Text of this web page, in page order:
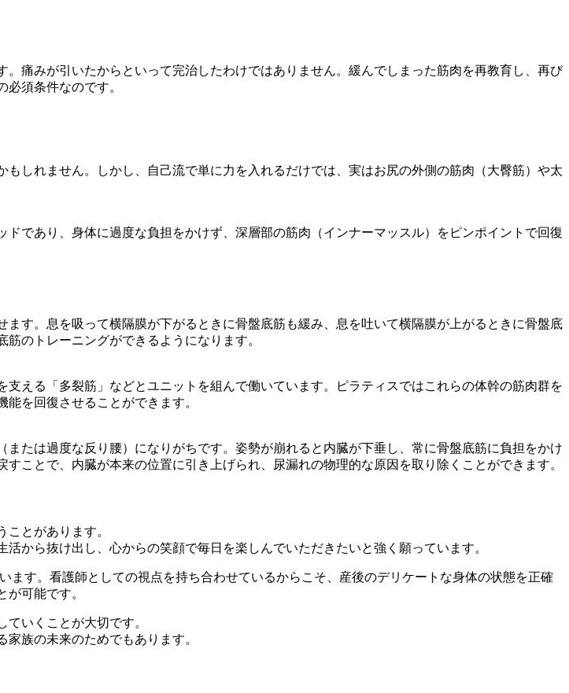
痛みが引いたからといって完治したわけではありません。緩んでしまった筋肉を再教育し、再び
須条件なのです。
しれません。しかし、自己流で単に力を入れるだけでは、実はお尻の外側の筋肉（大臀筋）や太
であり、身体に過度な負担をかけず、深層部の筋肉（インナーマッスル）をピンポイントで回復
す。息を吸って横隔膜が下がるときに骨盤底筋も緩み、息を吐いて横隔膜が上がるときに骨盤底
のトレーニングができるようになります。
える「多裂筋」などとユニットを組んで働いています。ピラティスではこれらの体幹の筋肉群を
を回復させることができます。
たは過度な反り腰）になりがちです。姿勢が崩れると内臓が下垂し、常に骨盤底筋に負担をかけ
ことで、内臓が本来の位置に引き上げられ、尿漏れの物理的な原因を取り除くことができます。
とがあります。
から抜け出し、心からの笑顔で毎日を楽しんでいただきたいと強く願っています。
す。看護師としての視点を持ち合わせているからこそ、産後のデリケートな身体の状態を正確
可能です。
いくことが大切です。
族の未来のためでもあります。